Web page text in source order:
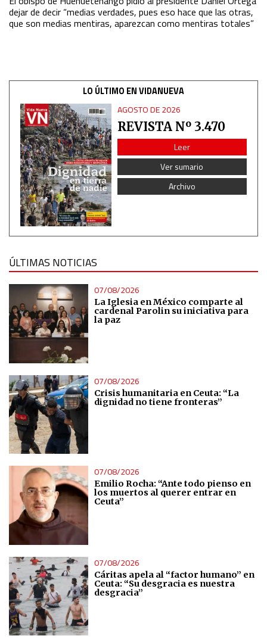
dejar de decir “medias verdades, pues eso hace que las otras,
que son medias mentiras, aparezcan como mentiras totales”
LO ÚLTIMO EN VIDANUEVA
AGOSTO DE 2026
REVISTA Nº 3.470
Leer
Ver sumario
Archivo
ÚLTIMAS NOTICIAS
07/08/2026
La Iglesia en México comparte al
cardenal Parolin su iniciativa para
la paz
07/08/2026
Crisis humanitaria en Ceuta: “La
dignidad no tiene fronteras”
07/08/2026
Emilio Rocha: “Ante todo pienso en
los muertos al querer entrar en
Ceuta”
07/08/2026
Cáritas apela al “factor humano” en
Ceuta: “Su desgracia es nuestra
desgracia”